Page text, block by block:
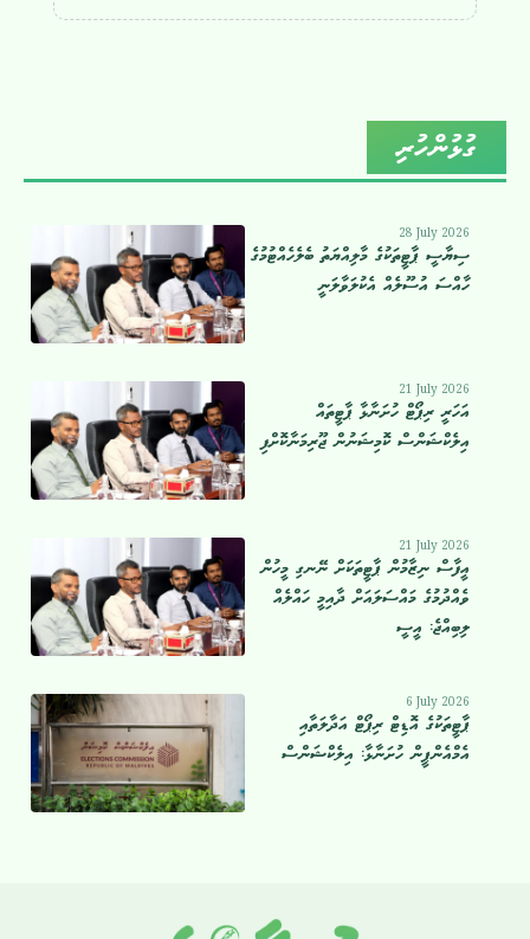
ގުޅުންހުރި
28 July 2026
ސިޔާސީ ޕާޓީތަކުގެ މާލިއްޔަތު ބެލެހެއްޓުމުގެ
ހާއްސަ އުސޫލެއް އެކުލަވާލަނީ
21 July 2026
އަހަރީ ރިޕޯޓް ހުށަނާޅާ ޕާޓީތައް
އިލެކްޝަންސް ކޮމިޝަނުން ޖޫރިމަނާކޮށްފި
21 July 2026
އީފާސް ނިޒާމުން ޕާޓީތަކަށް ނޭނގި މީހުން
ވެއްދުމުގެ މައްސަލައަށް ދާއިމީ ހައްލެއް
ލިބިއްޖެ: އީސީ
6 July 2026
ޕާޓީތަކުގެ އޮޑިޓް ރިޕޯޓް އަދާލަތާއި
އެމްއެންޕީން ހުށަނާޅާ: އިލެކްޝަންސް